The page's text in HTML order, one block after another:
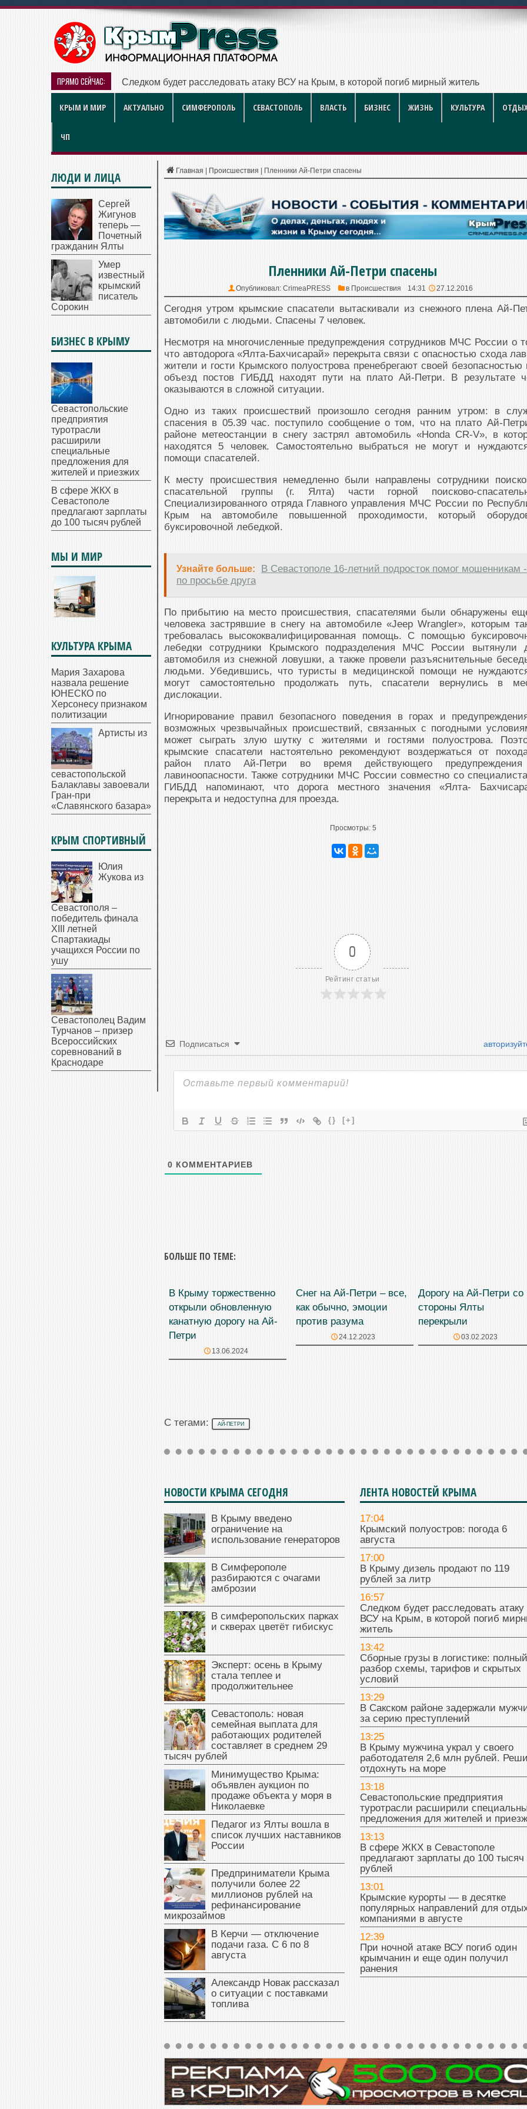
ПРЯМО СЕЙЧАС: Следком будет расследовать атаку ВСУ на Крым, в которой погиб мирный житель
КРЫМ И МИР АКТУАЛЬНО СИМФЕРОПОЛЬ СЕВАСТОПОЛЬ ВЛАСТЬ БИЗНЕС ЖИЗНЬ КУЛЬТУРА
ЧП
Главная Происшествия Пленники Ай-Петри спасены
Пленники Ай-Петри спасены
Опубликовал: CrimeaPRESS в Происшествия 14:31 27.12.2016
Сегодня утром крымские спасатели вытаскивали из снежного плена Ай-
автомобили с людьми. Спасены 7 человек.
Несмотря на многочисленные предупреждения сотрудников МЧС России о
что автодорога «Ялта-Бахчисарай» перекрыта связи с опасностью схода
жители и гости Крымского полуострова пренебрегают своей безопасностью
объезд постов ГИБДД находят пути на плато Ай-Петри. В результате
оказываются в сложной ситуации.
Одно из таких происшествий произошло сегодня ранним утром: в
спасения в 05.39 час. поступило сообщение о том, что на плато Ай-
районе метеостанции в снегу застрял автомобиль «Honda CR-V», в
находятся 5 человек. Самостоятельно выбраться не могут и
помощи спасателей.
К месту происшествия немедленно были направлены сотрудники
спасательной группы (г. Ялта) части горной поисково-
Специализированного отряда Главного управления МЧС России по
Крым на автомобиле повышенной проходимости, который
буксировочной лебедкой.
Узнайте больше:
В Севастополе 16-летний подросток помог мошенникам -
по просьбе друга
По прибытию на место происшествия, спасателями были обнаружены
человека застрявшие в снегу на автомобиле «Jeep Wrangler», которым
требовалась высококвалифицированная помощь. С помощью
лебедки сотрудники Крымского подразделения МЧС России вытянули
автомобиля из снежной ловушки, а также провели разъяснительные
людьми. Убедившись, что туристы в медицинской помощи не
могут самостоятельно продолжать путь, спасатели вернулись в
дислокации.
Игнорирование правил безопасного поведения в горах и
возможных чрезвычайных происшествий, связанных с погодными
может сыграть злую шутку с жителями и гостями полуострова.
крымские спасатели настоятельно рекомендуют воздержаться от
район плато Ай-Петри во время действующего
лавиноопасности. Также сотрудники МЧС России совместно со
ГИБДД напоминают, что дорога местного значения «Ялта-
перекрыта и недоступна для проезда.
Просмотры: 5
0
Рейтинг статьи
Подписаться
{} [+]
0 КОММЕНТАРИЕВ
БОЛЬШЕ ПО ТЕМЕ:
В Крыму торжественно
открыли обновленную
канатную дорогу на Ай-
Петри
13.06.2024
Снег на Ай-Петри – все,
как обычно, эмоции
против разума
24.12.2023
Дорогу на Ай-Петри со
стороны Ялты
перекрыли
03.02.2023
С тегами: АЙ-ПЕТРИ
НОВОСТИ КРЫМА СЕГОДНЯ
В Крыму введено
ограничение на
использование генераторов
В Симферополе
разбираются с очагами
амброзии
В симферопольских парках
и скверах цветёт гибискус
Эксперт: осень в Крыму
стала теплее и
продолжительнее
Севастополь: новая
семейная выплата для
работающих родителей
составляет в среднем 29
тысяч рублей
Минимущество Крыма:
объявлен аукцион по
продаже объекта у моря в
Николаевке
Педагог из Ялты вошла в
список лучших наставников
России
Предприниматели Крыма
получили более 22
миллионов рублей на
рефинансирование
микрозаймов
В Керчи — отключение
подачи газа. С 6 по 8
августа
Александр Новак рассказал
о ситуации с поставками
топлива
ЛЕНТА НОВОСТЕЙ КРЫМА
17:04
Крымский полуостров: погода 6
августа
17:00
В Крыму дизель продают по 119
рублей за литр
16:57
Следком будет расследовать атаку
ВСУ на Крым, в которой погиб
житель
13:42
Сборные грузы в логистике: полный
разбор схемы, тарифов и скрытых
условий
13:29
В Сакском районе задержали
за серию преступлений
13:25
В Крыму мужчина украл у своего
работодателя 2,6 млн рублей.
отдохнуть на море
13:18
Севастопольские предприятия
туротрасли расширили
предложения для жителей и
13:13
В сфере ЖКХ в Севастополе
предлагают зарплаты до 100 тысяч
рублей
13:01
Крымские курорты — в десятке
популярных направлений для
компаниями в августе
12:39
При ночной атаке ВСУ погиб один
крымчанин и еще один получил
ранения
ЛЮДИ И ЛИЦА
Сергей
Жигунов
теперь —
Почетный
гражданин Ялты
Умер
известный
крымский
писатель
Сорокин
БИЗНЕС В КРЫМУ
Севастопольские
предприятия
туротрасли
расширили
специальные
предложения для
жителей и приезжих
В сфере ЖКХ в
Севастополе
предлагают зарплаты
до 100 тысяч рублей
МЫ И МИР
КУЛЬТУРА КРЫМА
Мария Захарова
назвала решение
ЮНЕСКО по
Херсонесу признаком
политизации
Артисты из
севастопольской
Балаклавы завоевали
Гран-при
«Славянского базара»
КРЫМ СПОРТИВНЫЙ
Юлия
Жукова из
Севастополя –
победитель финала
XIII летней
Спартакиады
учащихся России по
ушу
Севастополец Вадим
Турчанов – призер
Всероссийских
соревнований в
Краснодаре